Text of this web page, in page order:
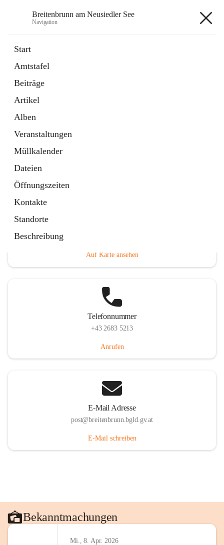
Breitenbrunn am Neusiedler See
Navigation
Start
Amtstafel
Beiträge
Artikel
Alben
Veranstaltungen
Müllkalender
Dateien
Öffnungszeiten
Kontakte
Standorte
Beschreibung
18 Schnellzugriffe
Gemeindeservice
Auf Karte ansehen
Telefonnummer
+43 2683 5213
Anrufen
E-Mail Adresse
post@breitenbrunn.bgld.gv.at
E-Mail schreiben
Bekanntmachungen
Mi., 8. Apr. 2026